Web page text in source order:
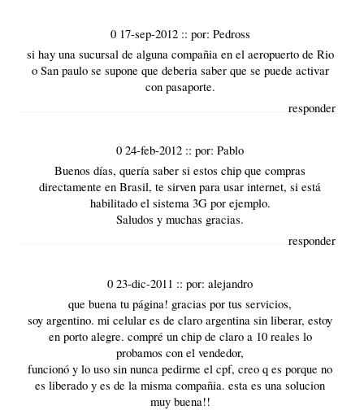
0 17-sep-2012 :: por: Pedross
si hay una sucursal de alguna compañia en el aeropuerto de Rio
o San paulo se supone que deberia saber que se puede activar
con pasaporte.
responder
0 24-feb-2012 ::por:Pablo
Buenos días, quería saber si estos chip que compras
directamente en Brasil, te sirven para usar internet, si está
habilitado el sistema 3G por ejemplo.
Saludos y muchas gracias.
responder
0 23-dic-2011 ::por:alejandro
que buena tu página! gracias por tus servicios,
soy argentino. mi celular es de claro argentina sin liberar, estoy
en porto alegre. compré un chip de claro a 10 reales lo
probamos con el vendedor,
funcionó y lo uso sin nunca pedirme el cpf, creo q es porque no
es liberado y es de la misma compañia. esta es una solucion
muy buena!!